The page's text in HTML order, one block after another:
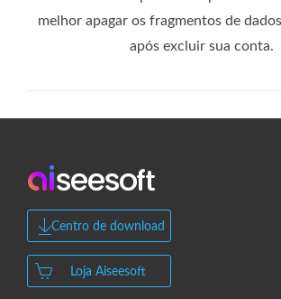
melhor apagar os fragmentos de
após excluir sua conta.
Centro de download
Loja Aiseesoft